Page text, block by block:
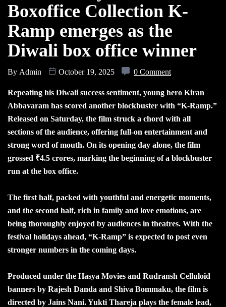
Boxoffice Collection K-
Ramp emerges as the
Diwali box office winner
By Admin October 19, 2025 0 Comment
Repeating his Diwali success sentiment, young hero Kiran
Abbavaram has scored another blockbuster with “K-Ramp.”
Released on Saturday, the film struck a chord with all
sections of the audience, offering full-on entertainment and
strong word of mouth. On its opening day alone, the film
grossed ₹4.5 crores, marking the beginning of a blockbuster
run at the box office.
The first half, packed with youthful and energetic moments,
and the second half, rich in family and love emotions, are
being thoroughly enjoyed by audiences in theatres. With the
festival holidays ahead, “K-Ramp” is expected to post even
stronger numbers in the coming days.
Produced under the Hasya Movies and Rudransh Celluloid
banners by Rajesh Danda and Shiva Bommaku, the film is
directed by Jains Nani. Yukti Thareja plays the female lead,